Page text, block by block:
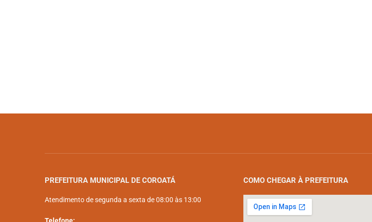
PREFEITURA MUNICIPAL DE COROATÁ
Atendimento de segunda a sexta de 08:00 às 13:00
COMO CHEGAR À PREFEITURA